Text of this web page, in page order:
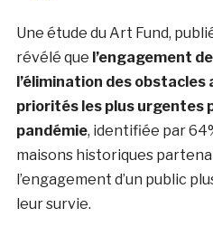
Une étude du Art Fund,
révélé que l’engagement
l’élimination des obstacles
priorités les plus urgentes
pandémie, identifiée par
maisons historiques
l’engagement d’un public
leur survie.